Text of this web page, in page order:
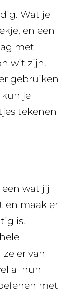
Wat je
en een
met
wit zijn.
gebruiken
kun je
tekenen
wat jij
en maak er
is.
er van
al hun
met